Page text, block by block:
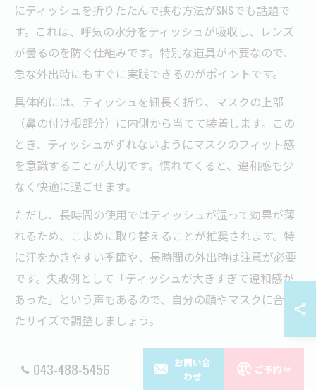
にティッシュを折りたたんで挟む方法がSNSでも話題で
す。これは、呼気の水分をティッシュが吸収し、レンズ
が曇るのを防ぐ仕組みです。特別な道具が不要なので、
急な外出時にもすぐに実践できるのがポイントです。
具体的には、ティッシュを細長く折り、マスクの上部
（鼻の付け根部分）に内側から当てて装着します。この
とき、ティッシュがずれないようにマスクのフィット感
を意識することが大切です。慣れてくると、違和感も少
なく快適に過ごせます。
ただし、長時間の使用ではティッシュが湿って効果が薄
れるため、こまめに取り替えることが推奨されます。特
に汗をかきやすい季節や、長時間の外出時は注意が必要
です。失敗例として「ティッシュが大きすぎて違和感が
あった」という声もあるので、自分の顔やマスクに合っ
たサイズで調整しましょう。
SNSで話題のメガネ曇り解消法まとめ
043-488-5456
お問い合
わせ
ご予約